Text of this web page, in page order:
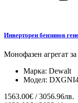
Инверторен бензинов
Монофазен агрегат
Марка: Dewalt
Модел:
1563.00€ / 3056.96лв.